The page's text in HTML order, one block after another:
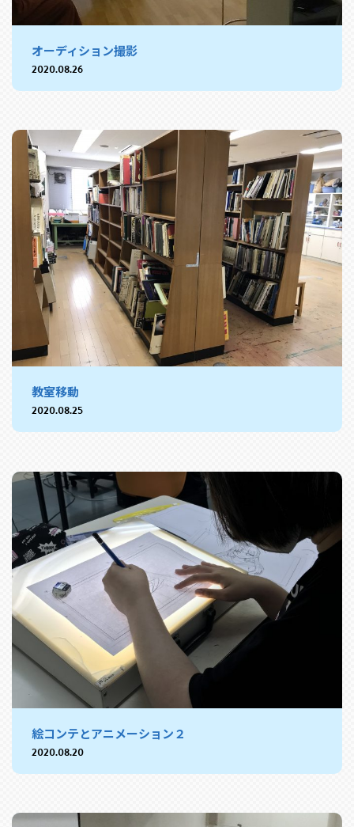
オーディション撮影
2020.08.26
教室移動
2020.08.25
絵コンテとアニメーション２
2020.08.20